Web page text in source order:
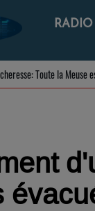
RADIO
Sécheresse: Toute